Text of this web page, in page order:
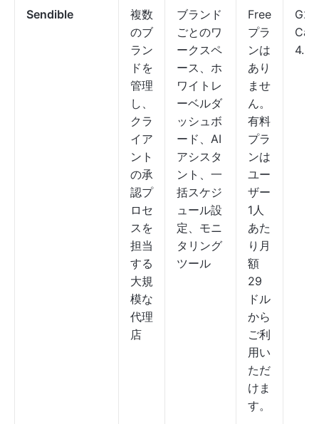
Sendible
複数
のブ
ラン
ドを
管理
し、
クラ
イア
ント
の承
認プ
ロセ
スを
担当
する
大規
模な
代理
店
ブランド
ごとのワ
ークスペ
ース、ホ
ワイトレ
ーベルダ
ッシュボ
ード、AI
アシスタ
ント、一
括スケジ
ュール設
定、モニ
タリング
ツール
Free
プラ
ンは
あり
ませ
ん。
有料
プラ
ンは
ユー
ザー
1人
あた
り月
額
29
ドル
から
ご利
用い
ただ
けま
す。
G2
4.6/